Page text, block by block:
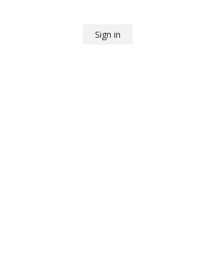
Sign in